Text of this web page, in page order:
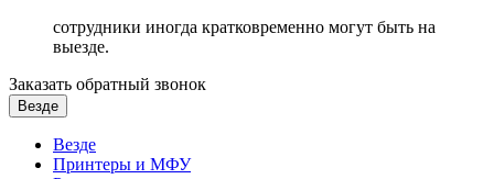
сотрудники иногда кратковременно могут быть на
выезде.
Заказать обратный звонок
Везде
Везде
Принтеры и МФУ